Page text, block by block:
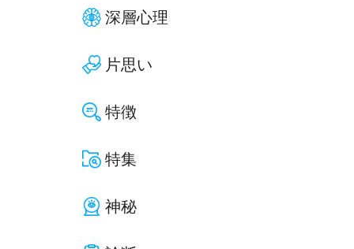
深層心理
片思い
特徴
特集
神秘